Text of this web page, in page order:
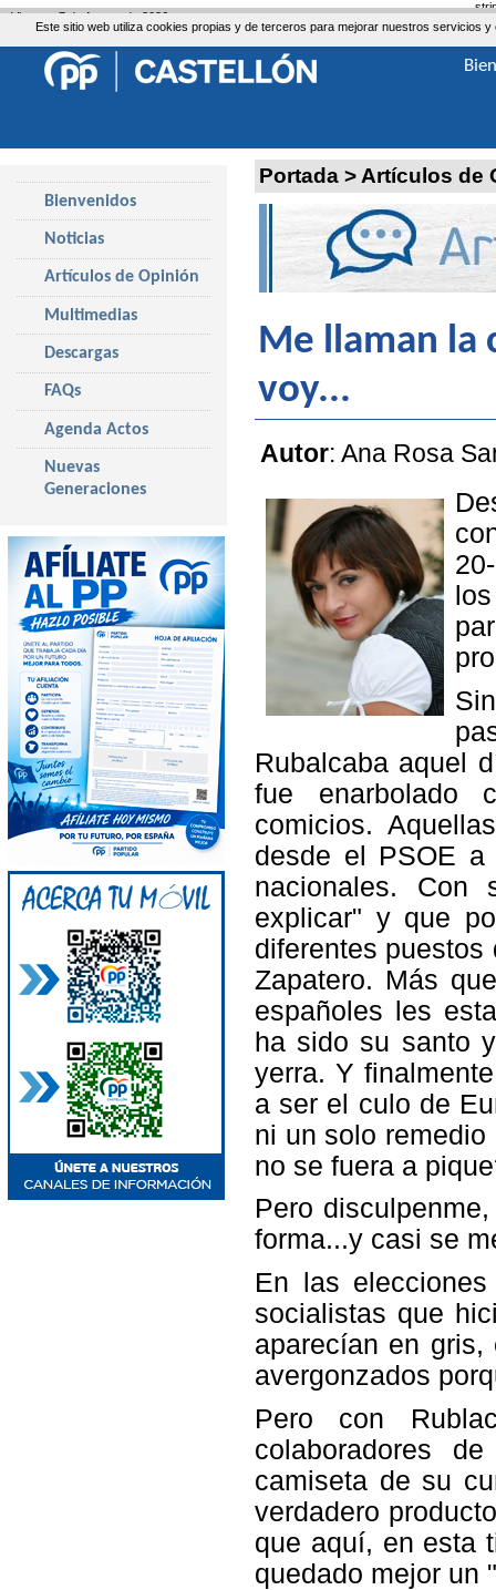
Este sitio web utiliza cookies propias y de terceros para mejorar nuestros servicios
Portada > Artículos de
Me llaman la
voy...
Autor: Ana Rosa
Rubalcaba aquel
fue enarbolado
comicios.
desde el PSOE
nacionales. Con
explicar" y que
diferentes puestos
Zapatero. Más
españoles les
ha sido su santo
yerra. Y
a ser el culo de
ni un solo
no se fuera a
Pero
forma...y casi se
En las
socialistas que
aparecían en
avergonzados
Pero con
colaboradores
camiseta de su
verdadero
que aquí, en esta
quedado mejor un
Bienvenidos
Noticias
Artículos de Opinión
Multimedias
Descargas
FAQs
Agenda Actos
Nuevas
Generaciones
Viernes, 7 de Agosto de 2026